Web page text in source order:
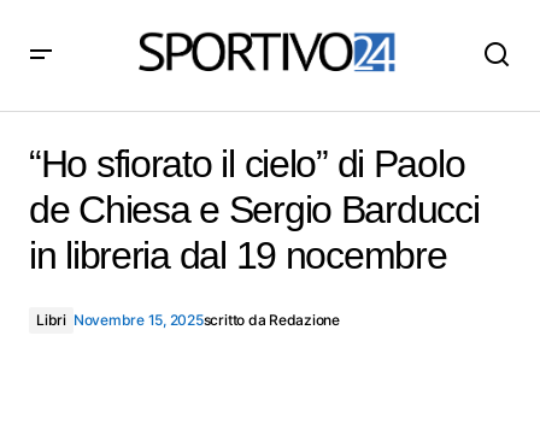
Barducci in libreria dal 19 nocembre
“Ho sfiorato il cielo” di Paolo
de Chiesa e Sergio Barducci
in libreria dal 19 nocembre
Libri Novembre 15, 2025scritto da Redazione